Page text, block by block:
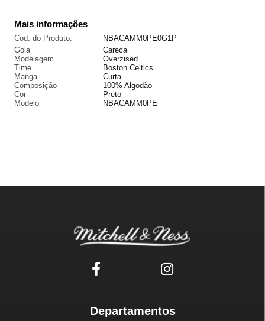
Mais informações
Cod. do Produto:
NBACAMM0PE0G1P
Gola
Careca
Modelagem
Overzised
Time
Boston Celtics
Manga
Curta
Composição
100% Algodão
Cor
Preto
Modelo
NBACAMM0PE
Departamentos